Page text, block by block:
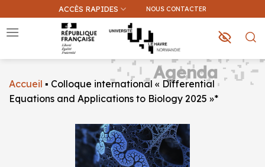
au
contenu
ACCÈS RAPIDES NOUS CONTACTER
Que recherchez-vous ?
Une formation
Accueil ▪ Colloque international « Differential
Equations and Applications to Biology 2025 »*
Agenda